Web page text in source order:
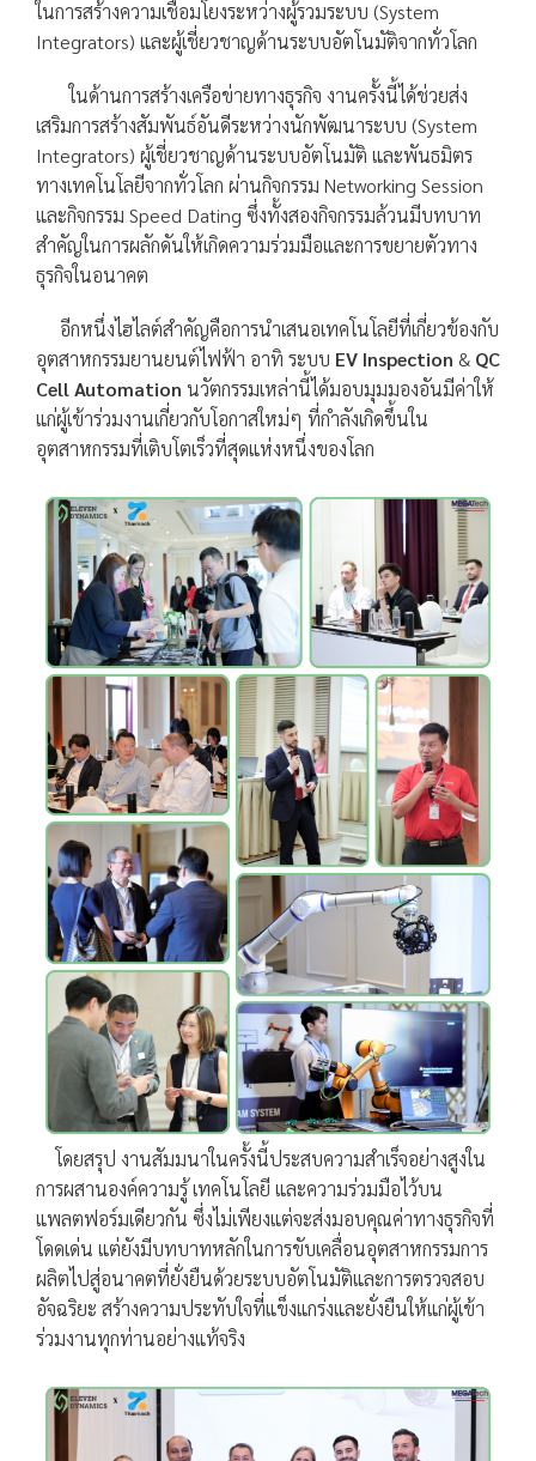
ในการสร้างความเชื่อมโยงระหว่างผู้รวมระบบ (System
Integrators) และผู้เชี่ยวชาญด้านระบบอัตโนมัติจากทั่วโลก
ในด้านการสร้างเครือข่ายทางธุรกิจ งานครั้งนี้ได้ช่วยส่ง
เสริมการสร้างสัมพันธ์อันดีระหว่างนักพัฒนาระบบ (System
Integrators) ผู้เชี่ยวชาญด้านระบบอัตโนมัติ และพันธมิตร
ทางเทคโนโลยีจากทั่วโลก ผ่านกิจกรรม Networking Session
และกิจกรรม Speed Dating ซึ่งทั้งสองกิจกรรมล้วนมีบทบาท
สำคัญในการผลักดันให้เกิดความร่วมมือและการขยายตัวทาง
ธุรกิจในอนาคต
อีกหนึ่งไฮไลต์สำคัญคือการนำเสนอเทคโนโลยีที่เกี่ยวข้องกับ
อุตสาหกรรมยานยนต์ไฟฟ้า อาทิ ระบบ EV Inspection & QC
Cell Automation นวัตกรรมเหล่านี้ได้มอบมุมมองอันมีค่าให้
แก่ผู้เข้าร่วมงานเกี่ยวกับโอกาสใหม่ๆ ที่กำลังเกิดขึ้นใน
อุตสาหกรรมที่เติบโตเร็วที่สุดแห่งหนึ่งของโลก
โดยสรุป งานสัมมนาในครั้งนี้ประสบความสำเร็จอย่างสูงใน
การผสานองค์ความรู้ เทคโนโลยี และความร่วมมือไว้บน
แพลตฟอร์มเดียวกัน ซึ่งไม่เพียงแต่จะส่งมอบคุณค่าทางธุรกิจที่
โดดเด่น แต่ยังมีบทบาทหลักในการขับเคลื่อนอุตสาหกรรมการ
ผลิตไปสู่อนาคตที่ยั่งยืนด้วยระบบอัตโนมัติและการตรวจสอบ
อัจฉริยะ สร้างความประทับใจที่แข็งแกร่งและยั่งยืนให้แก่ผู้เข้า
ร่วมงานทุกท่านอย่างแท้จริง